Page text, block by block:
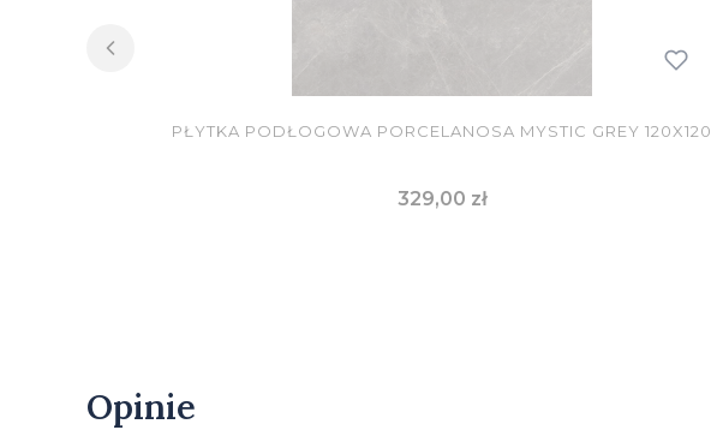
PŁYTKA PODŁOGOWA PORCELANOSA MYSTIC GREY 120X120
Cena
329,00 zł
Opinie